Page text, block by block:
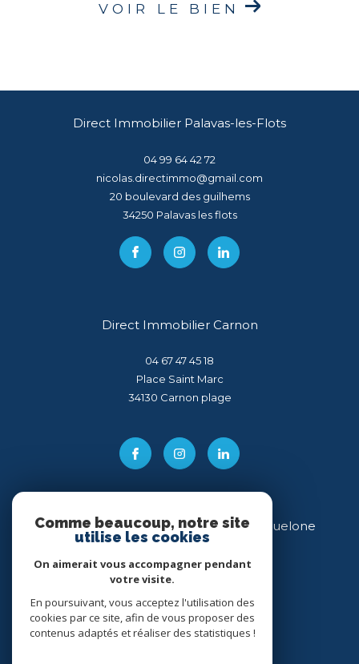
VOIR LE BIEN
Direct Immobilier Palavas-les-Flots
04 99 64 42 72
nicolas.directimmo@gmail.com
20 boulevard des guilhems
34250
palavas les flots
Direct Immobilier Carnon
04 67 47 45 18
Place Saint Marc
34130
carnon plage
Direct Immobilier Villeneuve-lès-Maguelone
04 99 54 11 43
34 place des Héros
34750
villeneuve-lès-maguelone
Comme beaucoup, notre site
utilise les cookies
On aimerait vous accompagner pendant
votre visite.
En poursuivant, vous acceptez l'utilisation des
cookies par ce site, afin de vous proposer des
contenus adaptés et réaliser des statistiques !